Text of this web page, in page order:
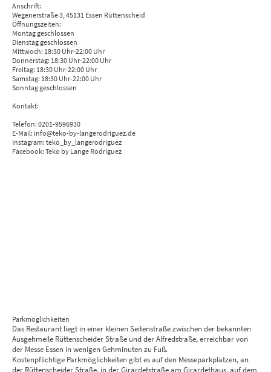
Anschrift:
Wegenerstraße 3, 45131 Essen Rüttenscheid
Öffnungszeiten:
Montag geschlossen
Dienstag geschlossen
Mittwoch: 18:30 Uhr-22:00 Uhr
Donnerstag: 18:30 Uhr-22:00 Uhr
Freitag: 18:30 Uhr-22:00 Uhr
Samstag: 18:30 Uhr-22:00 Uhr
Sonntag geschlossen
Kontakt:
Telefon: 0201-9596930
E-Mail: info@teko-by-langerodriguez.de
Instagram: teko_by_langerodriguez
Facebook: Teko by Lange Rodriguez
Parkmöglichkeiten
Das Restaurant liegt in einer kleinen Seitenstraße zwischen der bekannten
Ausgehmeile Rüttenscheider Straße und der Alfredstraße, erreichbar von
der Messe Essen in wenigen Gehminuten zu Fuß.
Kostenpflichtige Parkmöglichkeiten gibt es auf den Messeparkplätzen, an
der Rüttenscheider Straße, in der Girardetstraße am Girardethaus, auf dem